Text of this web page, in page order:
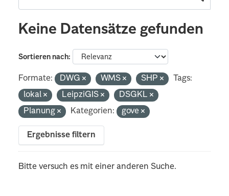
Keine Datensätze gefunden
Sortieren nach
Formate: DWG WMS SHP
Tags:
lokal
LeipziGIS
DSGKL
Planung
Kategorien: gove
Ergebnisse filtern
Bitte versuch es mit einer anderen Suche.